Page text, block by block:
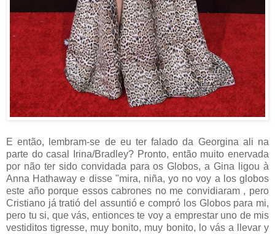
E então, lembram-se de eu ter falado da Georgina ali na
parte do casal Irina/Bradley? Pronto, então muito enervada
por não ter sido convidada para os Globos, a Gina ligou à
Anna Hathaway e disse "mira, niña, yo no voy a los globos
este año porque essos cabrones no me convidiaram , pero
Cristiano já tratió del assuntió e compró los Globos para mi,
pero tu si, que vás, entionces te voy a emprestar uno de mis
vestiditos tigresse, muy bonito, muy bonito, lo vás a llevar y